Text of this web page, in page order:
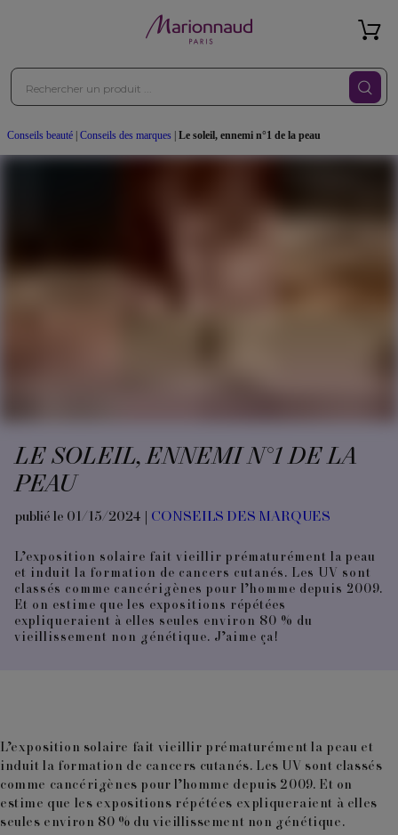
Conseils beauté Conseils des marques Le soleil, ennemi n°1 de la peau
LE SOLEIL, ENNEMI N°1 DE LA
PEAU
publié le 01/15/2024 | CONSEILS DES MARQUES
L’exposition solaire fait vieillir prématurément la peau
et induit la formation de cancers cutanés. Les UV sont
classés comme cancérigènes pour l’homme depuis 2009.
Et on estime que les expositions répétées
expliqueraient à elles seules environ 80 % du
vieillissement non génétique. J’aime ça!
L’exposition solaire fait vieillir prématurément la peau et
induit la formation de cancers cutanés. Les UV sont classés
comme cancérigènes pour l’homme depuis 2009. Et on
estime que les expositions répétées expliqueraient à elles
seules environ 80 % du vieillissement non génétique.